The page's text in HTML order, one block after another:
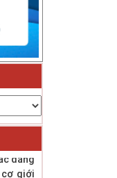
khánh
đăng
cơ giới